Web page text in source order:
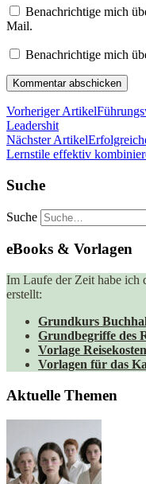
Benachrichtige mich
Mail.
Benachrichtige mich
Vorheriger Artikel
Leadershit
Nächster Artikel
Lernstile effektiv
Suche
Suche
eBooks & Vorlagen
Im Laufe der Zeit habe ich
erstellt:
Grundkurs
Grundbegriffe des
Vorlage
Vorlagen für das
Aktuelle Themen